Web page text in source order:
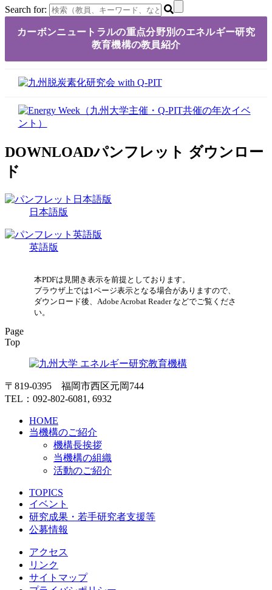
Search for:
カーボンニュートラルの重点分野別のエネルギー研究
教育機構の教員紹介
DOWNLOADパンフレット ダウンロー
ド
日本語版
英語版
本PDFは見開き表示を前提としております。
ブラウザ上では1ページ表示となる場合がありますので、
ダウンロード後、Adobe Acrobat Reader などでご覧くださ
い。
Page
Top
〒819-0395 福岡市西区元岡744
TEL：092-802-6081, 6932
HOME
当機構のご紹介
機構長挨拶
当機構の組織
活動のご紹介
TOPICS
イベント
研究成果・若手研究者支援等
公募情報
アクセス
リンク
サイトマップ